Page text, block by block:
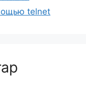
telnet